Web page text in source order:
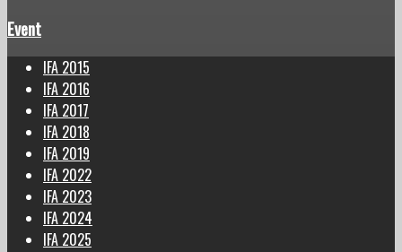
Event
IFA 2015
IFA 2016
IFA 2017
IFA 2018
IFA 2019
IFA 2022
IFA 2023
IFA 2024
IFA 2025